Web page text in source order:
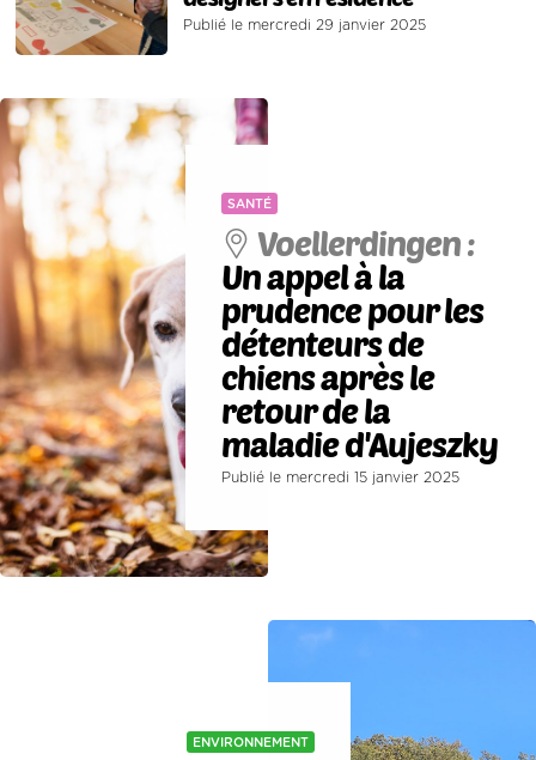
Publié le mercredi 29 janvier 2025
SANTÉ
Voellerdingen :
Un appel à la
prudence pour les
détenteurs de
chiens après le
retour de la
maladie d'Aujeszky
Publié le mercredi 15 janvier 2025
ENVIRONNEMENT